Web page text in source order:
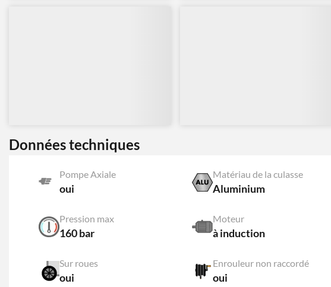
Données techniques
Pompe Axiale
oui
Matériau de la culasse
Aluminium
Pression max
160 bar
Moteur
à induction
Sur roues
oui
Enrouleur non raccordé
oui